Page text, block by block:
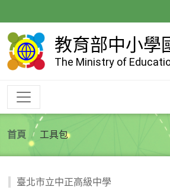
到
主
內
教育部中小學
The Ministry of
首頁 工具包
臺北市立中正高級中學